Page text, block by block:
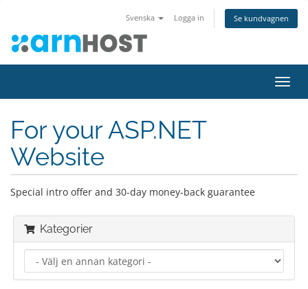
Svenska Logga in Se kundvagnen
Växla
For your ASP.NET
Website
Special intro offer and 30-day money-back guarantee
Kategorier